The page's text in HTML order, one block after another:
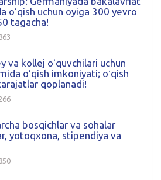
oʻqish uchun oyiga 300 yevro
tagacha!
va kollej oʻquvchilari uchun
oʻqish imkoniyati; oʻqish
qoplanadi!
bosqichlar va sohalar
yotoqxona, stipendiya va